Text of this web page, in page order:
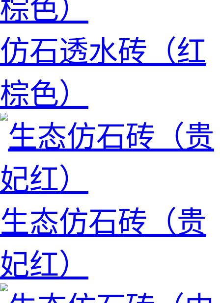
仿石透水砖（红
棕色）
生态仿石砖（贵
妃红）